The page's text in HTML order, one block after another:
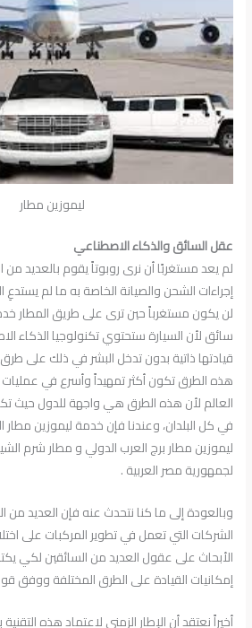
ليموزين مطار
عقل السائق والذكاء الاصطناعي
لم يعد مستغربًا أن نرى روبوتاً يقوم بالعديد
إجراءات الشحن والصيانة الخاصة به ما لم يستدعِ
لن يكون مستغرباً حين ترى على طريق المطار
سائق لأن السيارة ستحتوي تكنولوجيا الذكاء
قيادتها ذاتية بدون تدخل البشر في ذلك على
هذه الطرق تكون أكثر تمهيداً وأسرع في
العالم لأن هذه الطرق هي واجهة للدول حيث
في كل البلدان، وعندنا فإن خدمة ليموزين مطار
ليموزين مطار برج العرب الدولي و مطار شرم
لجمهورية مصر العربية .
وبالعودة إلى ما كنا نتحدث عنه فإن العديد
الشركات التي تعمل في تطوير المركبات على
الأبحاث على عقول العديد من السائقين لكي
إمكانيات القيادة على الطرق المختلفة ووفق
أخيراً نعتقد أن الإطار الزمني لاعتماد هذه